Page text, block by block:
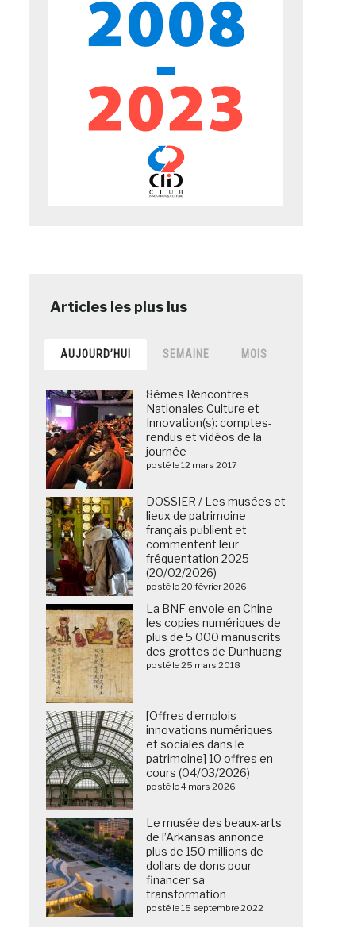
AUJOURD’HUI SEMAINE MOIS
8èmes Rencontres
Nationales Culture et
Innovation(s): comptes-
rendus et vidéos de la
journée
posté le 12 mars 2017
DOSSIER / Les musées et
lieux de patrimoine
français publient et
commentent leur
fréquentation 2025
(20/02/2026)
posté le 20 février 2026
La BNF envoie en Chine
les copies numériques de
plus de 5 000 manuscrits
des grottes de Dunhuang
posté le 25 mars 2018
[Offres d’emplois
innovations numériques
et sociales dans le
patrimoine] 10 offres en
cours (04/03/2026)
posté le 4 mars 2026
Le musée des beaux-arts
de l’Arkansas annonce
plus de 150 millions de
dollars de dons pour
financer sa
transformation
posté le 15 septembre 2022